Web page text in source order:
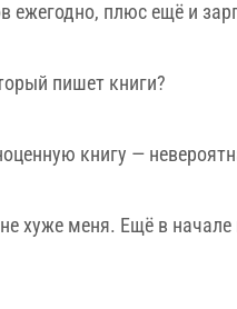
плюс ещё и
пишет книги?
книгу —
хуже меня. Ещё в начале